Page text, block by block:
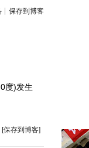
保存到博客
度)发生
[保存到博客]